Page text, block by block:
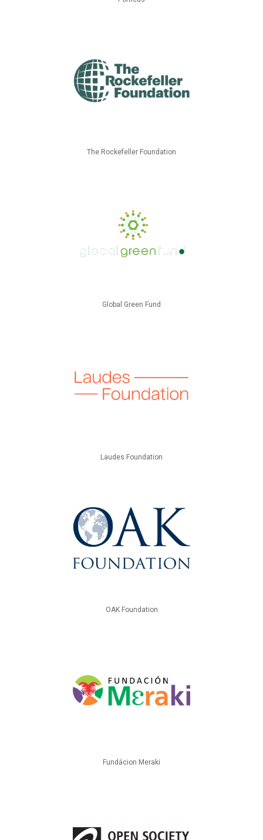
The Rockefeller Foundation
Global Green Fund
Laudes Foundation
OAK Foundation
Fundácion Meraki